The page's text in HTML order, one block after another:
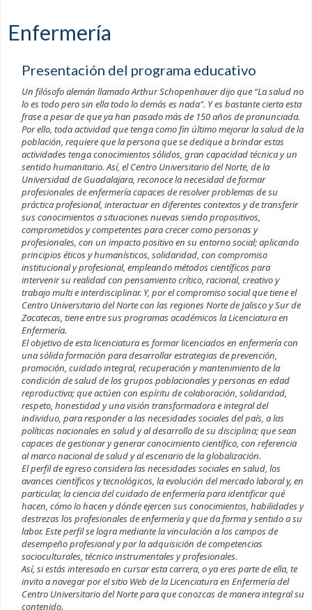
Enfermería
Presentación del programa educativo
Un filósofo alemán llamadoArthur Schopenhauerdijo que “La salud no
lo es todo pero sin ella todo lo demás es nada". Y es bastante cierta esta
frase a pesar de que ya han pasado más de 150 años de pronunciada.
Por ello, toda actividad que tenga como fin último mejorar la salud de la
población, requiere que la persona que se dedique a brindar estas
actividades tenga conocimientos sólidos, gran capacidad técnica y un
sentido humanitario. Así, el Centro Universitario del Norte, de la
Universidad de Guadalajara, reconoce la necesidad de formar
profesionales de enfermería capaces de resolver problemas de su
práctica profesional, interactuar en diferentes contextos y de transferir
sus conocimientos a situaciones nuevas siendo propositivos,
comprometidos y competentes para crecer como personas y
profesionales, con un impacto positivo en su entorno social; aplicando
principios éticos y humanísticos, solidaridad, con compromiso
institucional y profesional, empleando métodos científicos para
intervenir su realidad con pensamiento crítico, racional, creativo y
trabajo multi e interdisciplinar. Y, por el compromiso social que tiene el
Centro Universitario del Norte con las regiones Norte de Jalisco y Sur de
Zacatecas, tiene entre sus programas académicos la Licenciatura en
Enfermería.
El objetivo de esta licenciatura es formar licenciados en enfermería con
una sólida formación para desarrollar estrategias de prevención,
promoción, cuidado integral, recuperación y mantenimiento de la
condición de salud de los grupos poblacionales y personas en edad
reproductiva; que actúen con espíritu de colaboración, solidaridad,
respeto, honestidad y una visión transformadora e integral del
individuo, para responder a las necesidades sociales del país, a las
políticas nacionales en salud y al desarrollo de su disciplina; que sean
capaces de gestionar y generar conocimiento científico, con referencia
al marco nacional de salud y al escenario de la globalización.
El perfil de egreso considera las necesidades sociales en salud, los
avances científicos y tecnológicos, la evolución del mercado laboral y, en
particular, la ciencia del cuidado de enfermería para identificar qué
hacen, cómo lo hacen y dónde ejercen sus conocimientos, habilidades y
destrezas los profesionales de enfermería y que da forma y sentido a su
labor. Este perfil se logra mediante la vinculación a los campos de
desempeño profesional y por la adquisición de competencias
socioculturales, técnico instrumentales y profesionales.
Así, si estás interesado en cursar esta carrera, o ya eres parte de ella, te
invito a navegar por el sitio Web de la Licenciatura en Enfermería del
Centro Universitario del Norte para que conozcas de manera integral su
contenido.